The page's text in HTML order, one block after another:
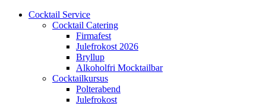
Cocktail Service
Cocktail Catering
Firmafest
Julefrokost 2026
Bryllup
Alkoholfri Mocktailbar
Cocktailkursus
Polterabend
Julefrokost